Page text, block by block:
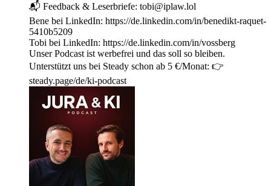
📬 Feedback & Leserbriefe: tobi@iplaw.lol
Bene bei LinkedIn: https://de.linkedin.com/in/benedikt-raquet-
5410b5209
Tobi bei LinkedIn: https://de.linkedin.com/in/vossberg
Unser Podcast ist werbefrei und das soll so bleiben.
Unterstützt uns bei Steady schon ab 5 €/Monat: 👉
steady.page/de/ki-podcast